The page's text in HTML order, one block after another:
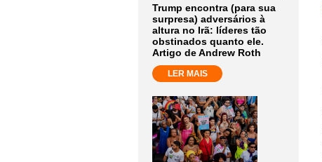
Trump encontra (para sua
surpresa) adversários à
altura no Irã: líderes tão
obstinados quanto ele.
Artigo de Andrew Roth
LER MAIS